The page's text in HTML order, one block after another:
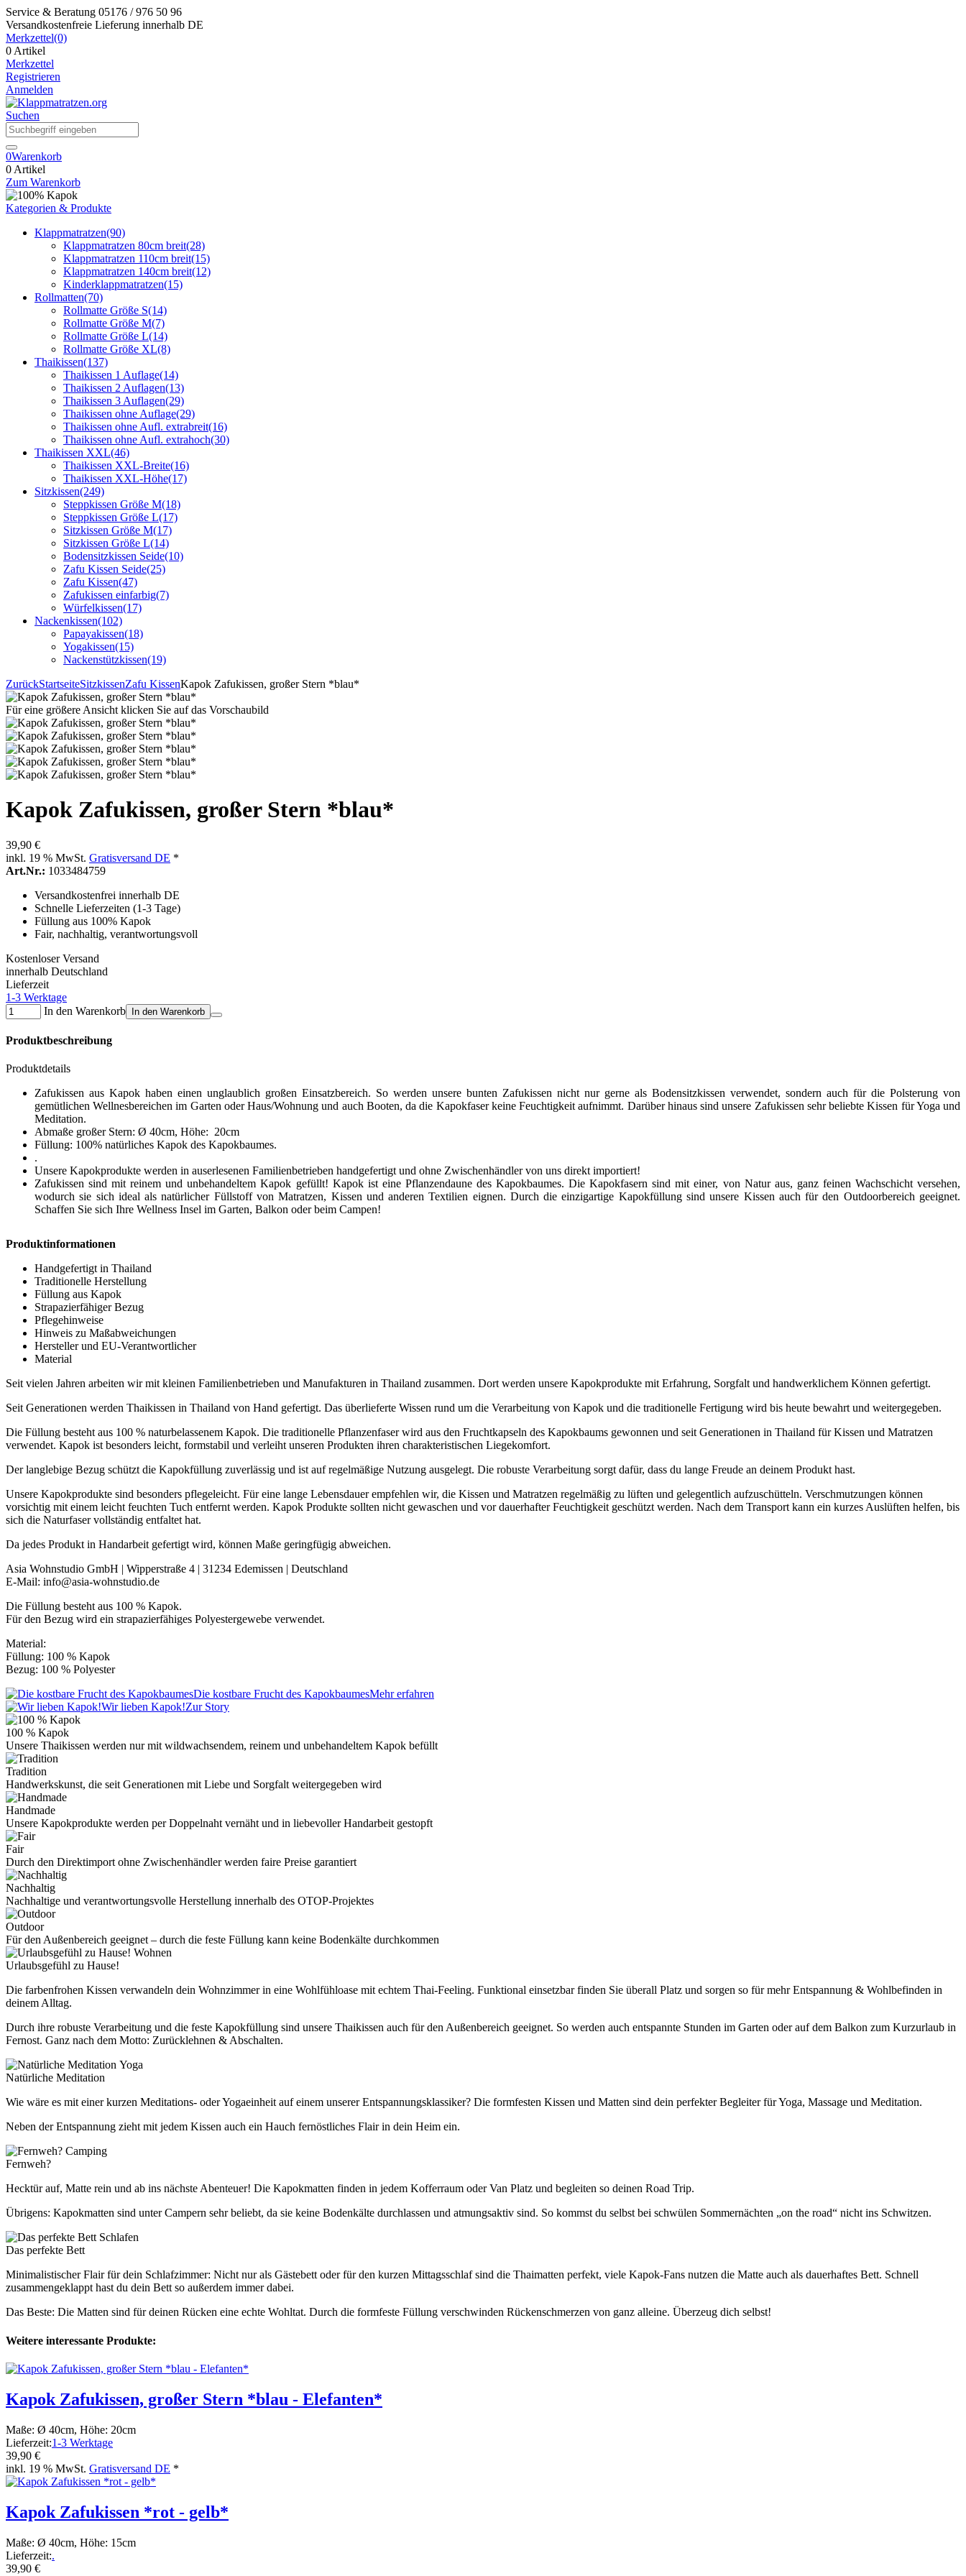
Service & Beratung 05176 / 976 50 96
Versandkostenfreie Lieferung innerhalb DE
Merkzettel(0)
0 Artikel
Merkzettel
Registrieren
Anmelden
Suchen
0Warenkorb
0 Artikel
Zum Warenkorb
Kategorien & Produkte
Klappmatratzen(90)
Klappmatratzen 80cm breit(28)
Klappmatratzen 110cm breit(15)
Klappmatratzen 140cm breit(12)
Kinderklappmatratzen(15)
Rollmatten(70)
Rollmatte Größe S(14)
Rollmatte Größe M(7)
Rollmatte Größe L(14)
Rollmatte Größe XL(8)
Thaikissen(137)
Thaikissen 1 Auflage(14)
Thaikissen 2 Auflagen(13)
Thaikissen 3 Auflagen(29)
Thaikissen ohne Auflage(29)
Thaikissen ohne Aufl. extrabreit(16)
Thaikissen ohne Aufl. extrahoch(30)
Thaikissen XXL(46)
Thaikissen XXL-Breite(16)
Thaikissen XXL-Höhe(17)
Sitzkissen(249)
Steppkissen Größe M(18)
Steppkissen Größe L(17)
Sitzkissen Größe M(17)
Sitzkissen Größe L(14)
Bodensitzkissen Seide(10)
Zafu Kissen Seide(25)
Zafu Kissen(47)
Zafukissen einfarbig(7)
Würfelkissen(17)
Nackenkissen(102)
Papayakissen(18)
Yogakissen(15)
Nackenstützkissen(19)
ZurückStartseiteSitzkissenZafu KissenKapok Zafukissen, großer Stern *blau*
Für eine größere Ansicht klicken Sie auf das Vorschaubild
Kapok Zafukissen, großer Stern *blau*
39,90 €
inkl. 19 % MwSt. Gratisversand DE *
Art.Nr.: 1033484759
Versandkostenfrei innerhalb DE
Schnelle Lieferzeiten (1-3 Tage)
Füllung aus 100% Kapok
Fair, nachhaltig, verantwortungsvoll
Kostenloser Versand
innerhalb Deutschland
Lieferzeit
1-3 Werktage
In den Warenkorb
In den Warenkorb
Produktbeschreibung
Produktdetails
Zafukissen aus Kapok haben einen unglaublich großen Einsatzbereich. So werden unsere bunten Zafukissen nicht nur gerne als Bodensitzkissen verwendet, sondern auch für die Polsterung von
gemütlichen Wellnesbereichen im Garten oder Haus/Wohnung und auch Booten, da die Kapokfaser keine Feuchtigkeit aufnimmt. Darüber hinaus sind unsere Zafukissen sehr beliebte Kissen für Yoga und
Meditation.
Abmaße großer Stern: Ø 40cm, Höhe: 20cm
Füllung: 100% natürliches Kapok des Kapokbaumes.
.
Unsere Kapokprodukte werden in auserlesenen Familienbetrieben handgefertigt und ohne Zwischenhändler von uns direkt importiert!
Zafukissen sind mit reinem und unbehandeltem Kapok gefüllt! Kapok ist eine Pflanzendaune des Kapokbaumes. Die Kapokfasern sind mit einer, von Natur aus, ganz feinen Wachschicht versehen,
wodurch sie sich ideal als natürlicher Füllstoff von Matratzen, Kissen und anderen Textilien eignen. Durch die einzigartige Kapokfüllung sind unsere Kissen auch für den Outdoorbereich geeignet.
Schaffen Sie sich Ihre Wellness Insel im Garten, Balkon oder beim Campen!
Produktinformationen
Handgefertigt in Thailand
Traditionelle Herstellung
Füllung aus Kapok
Strapazierfähiger Bezug
Pflegehinweise
Hinweis zu Maßabweichungen
Hersteller und EU-Verantwortlicher
Material
Seit vielen Jahren arbeiten wir mit kleinen Familienbetrieben und Manufakturen in Thailand zusammen. Dort werden unsere Kapokprodukte mit Erfahrung, Sorgfalt und handwerklichem Können gefertigt.
Seit Generationen werden Thaikissen in Thailand von Hand gefertigt. Das überlieferte Wissen rund um die Verarbeitung von Kapok und die traditionelle Fertigung wird bis heute bewahrt und weitergegeben.
Die Füllung besteht aus 100 % naturbelassenem Kapok. Die traditionelle Pflanzenfaser wird aus den Fruchtkapseln des Kapokbaums gewonnen und seit Generationen in Thailand für Kissen und Matratzen
verwendet. Kapok ist besonders leicht, formstabil und verleiht unseren Produkten ihren charakteristischen Liegekomfort.
Der langlebige Bezug schützt die Kapokfüllung zuverlässig und ist auf regelmäßige Nutzung ausgelegt. Die robuste Verarbeitung sorgt dafür, dass du lange Freude an deinem Produkt hast.
Unsere Kapokprodukte sind besonders pflegeleicht. Für eine lange Lebensdauer empfehlen wir, die Kissen und Matratzen regelmäßig zu lüften und gelegentlich aufzuschütteln. Verschmutzungen können
vorsichtig mit einem leicht feuchten Tuch entfernt werden. Kapok Produkte sollten nicht gewaschen und vor dauerhafter Feuchtigkeit geschützt werden. Nach dem Transport kann ein kurzes Auslüften helfen, bis
sich die Naturfaser vollständig entfaltet hat.
Da jedes Produkt in Handarbeit gefertigt wird, können Maße geringfügig abweichen.
Asia Wohnstudio GmbH | Wipperstraße 4 | 31234 Edemissen | Deutschland
E-Mail: info@asia-wohnstudio.de
Die Füllung besteht aus 100 % Kapok.
Für den Bezug wird ein strapazierfähiges Polyestergewebe verwendet.
Material:
Füllung: 100 % Kapok
Bezug: 100 % Polyester
Die kostbare Frucht des KapokbaumesMehr erfahren
Wir lieben Kapok!Zur Story
100 % Kapok
Unsere Thaikissen werden nur mit wildwachsendem, reinem und unbehandeltem Kapok befüllt
Tradition
Handwerkskunst, die seit Generationen mit Liebe und Sorgfalt weitergegeben wird
Handmade
Unsere Kapokprodukte werden per Doppelnaht vernäht und in liebevoller Handarbeit gestopft
Fair
Durch den Direktimport ohne Zwischenhändler werden faire Preise garantiert
Nachhaltig
Nachhaltige und verantwortungsvolle Herstellung innerhalb des OTOP-Projektes
Outdoor
Für den Außenbereich geeignet – durch die feste Füllung kann keine Bodenkälte durchkommen
Wohnen
Urlaubsgefühl zu Hause!
Die farbenfrohen Kissen verwandeln dein Wohnzimmer in eine Wohlfühloase mit echtem Thai-Feeling. Funktional einsetzbar finden Sie überall Platz und sorgen so für mehr Entspannung & Wohlbefinden in
deinem Alltag.
Durch ihre robuste Verarbeitung und die feste Kapokfüllung sind unsere Thaikissen auch für den Außenbereich geeignet. So werden auch entspannte Stunden im Garten oder auf dem Balkon zum Kurzurlaub in
Fernost. Ganz nach dem Motto: Zurücklehnen & Abschalten.
Yoga
Natürliche Meditation
Wie wäre es mit einer kurzen Meditations- oder Yogaeinheit auf einem unserer Entspannungsklassiker? Die formfesten Kissen und Matten sind dein perfekter Begleiter für Yoga, Massage und Meditation.
Neben der Entspannung zieht mit jedem Kissen auch ein Hauch fernöstliches Flair in dein Heim ein.
Camping
Fernweh?
Hecktür auf, Matte rein und ab ins nächste Abenteuer! Die Kapokmatten finden in jedem Kofferraum oder Van Platz und begleiten so deinen Road Trip.
Übrigens: Kapokmatten sind unter Campern sehr beliebt, da sie keine Bodenkälte durchlassen und atmungsaktiv sind. So kommst du selbst bei schwülen Sommernächten „on the road“ nicht ins Schwitzen.
Schlafen
Das perfekte Bett
Minimalistischer Flair für dein Schlafzimmer: Nicht nur als Gästebett oder für den kurzen Mittagsschlaf sind die Thaimatten perfekt, viele Kapok-Fans nutzen die Matte auch als dauerhaftes Bett. Schnell
zusammengeklappt hast du dein Bett so außerdem immer dabei.
Das Beste: Die Matten sind für deinen Rücken eine echte Wohltat. Durch die formfeste Füllung verschwinden Rückenschmerzen von ganz alleine. Überzeug dich selbst!
Weitere interessante Produkte:
Kapok Zafukissen, großer Stern *blau - Elefanten*
Maße: Ø 40cm, Höhe: 20cm
Lieferzeit:1-3 Werktage
39,90 €
inkl. 19 % MwSt. Gratisversand DE *
Kapok Zafukissen *rot - gelb*
Maße: Ø 40cm, Höhe: 15cm
Lieferzeit:.
39,90 €